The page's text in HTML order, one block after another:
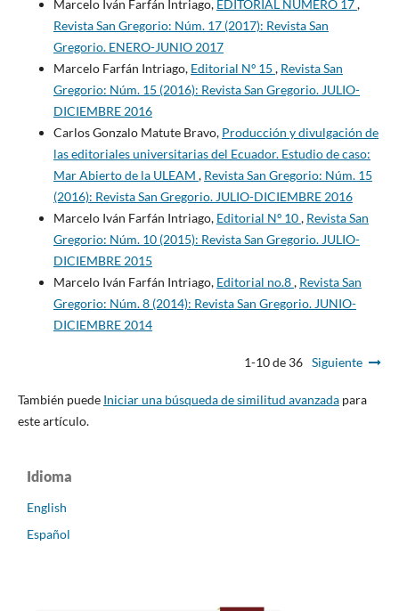
Marcelo Iván Farfán Intriago, EDITORIAL NÚMERO 17,
Revista San Gregorio: Núm. 17 (2017): Revista San
Gregorio. ENERO-JUNIO 2017
Marcelo Farfán Intriago, Editorial Nº 15 , Revista San
Gregorio: Núm. 15 (2016): Revista San Gregorio. JULIO-
DICIEMBRE 2016
Carlos Gonzalo Matute Bravo, Producción y divulgación de
las editoriales universitarias del Ecuador. Estudio de caso:
Mar Abierto de la ULEAM , Revista San Gregorio: Núm. 15
(2016): Revista San Gregorio. JULIO-DICIEMBRE 2016
Marcelo Iván Farfán Intriago, Editorial Nº 10, Revista San
Gregorio: Núm. 10 (2015): Revista San Gregorio. JULIO-
DICIEMBRE 2015
Marcelo Iván Farfán Intriago, Editorial no.8, Revista San
Gregorio: Núm. 8 (2014): Revista San Gregorio. JUNIO-
DICIEMBRE 2014
1-10 de 36 Siguiente
También puede Iniciar una búsqueda de similitud avanzadapara
este artículo.
Idioma
English
Español